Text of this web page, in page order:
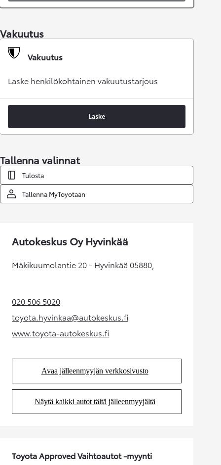
Vakuutus
Vakuutus
Laske henkilökohtainen vakuutustarjous
Laske
Tallenna valinnat
Tulosta
Tallenna MyToyotaan
Autokeskus Oy Hyvinkää
Mäkikuumolantie 20 - Hyvinkää 05880,
020 506 5020(Aukeaa uudessa välilehdessä)
toyota.hyvinkaa@autokeskus.fi
(Aukeaa uudessa välilehdessä)
www.toyota-autokeskus.fi(Aukeaa uudessa välilehdessä)
Avaa jälleenmyyjän verkkosivusto
(Aukeaa uudessa välilehdessä)
Näytä kaikki autot tältä jälleenmyyjältä
(Aukeaa uudessa välilehdessä)
Toyota Approved Vaihtoautot -myynti